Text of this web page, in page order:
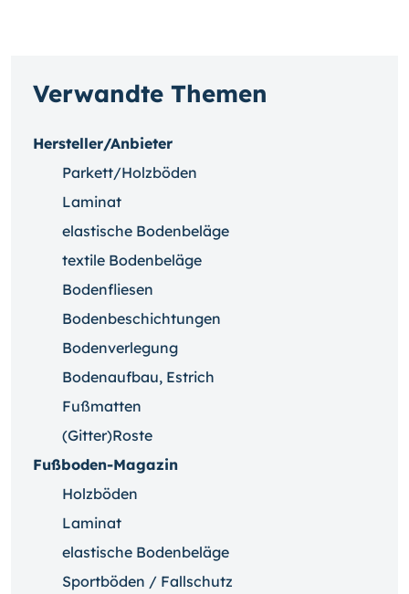
Verwandte Themen
Hersteller/Anbieter
Parkett/Holzböden
Laminat
elastische Bodenbeläge
textile Bodenbeläge
Bodenfliesen
Bodenbeschichtungen
Bodenverlegung
Bodenaufbau, Estrich
Fußmatten
(Gitter)Roste
Fußboden-Magazin
Holzböden
Laminat
elastische Bodenbeläge
Sportböden / Fallschutz